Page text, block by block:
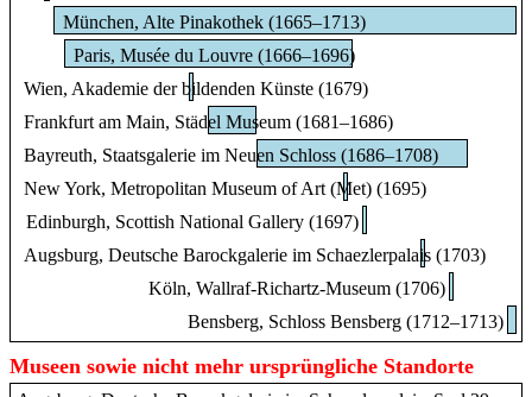
München, Alte Pinakothek (1665–1713)
Paris, Musée du Louvre (1666–1696)
Wien, Akademie der bildenden Künste (1679)
Frankfurt am Main, Städel Museum (1681–1686)
Bayreuth, Staatsgalerie im Neuen Schloss (1686–1708)
New York, Metropolitan Museum of Art (Met) (1695)
Edinburgh, Scottish National Gallery (1697)
Augsburg, Deutsche Barockgalerie im Schaezlerpalais (1703)
Köln, Wallraf-Richartz-Museum (1706)
Bensberg, Schloss Bensberg (1712–1713)
Museen sowie nicht mehr ursprüngliche Standorte